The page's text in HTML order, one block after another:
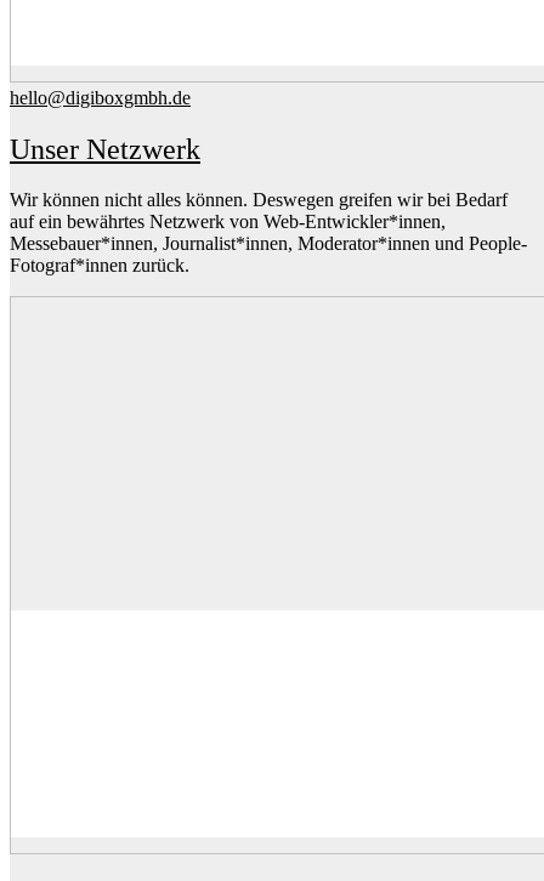
hello@digiboxgmbh.de
Unser Netzwerk
Wir können nicht alles können. Deswegen greifen wir bei Bedarf
auf ein bewährtes Netzwerk von Web-Entwickler*innen,
Messebauer*innen, Journalist*innen, Moderator*innen und People-
Fotograf*innen zurück.